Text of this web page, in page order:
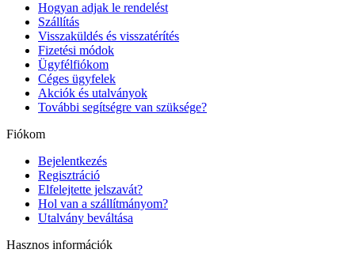
Hogyan adjak le rendelést
Szállítás
Visszaküldés és visszatérítés
Fizetési módok
Ügyfélfiókom
Céges ügyfelek
Akciók és utalványok
További segítségre van szüksége?
Fiókom
Bejelentkezés
Regisztráció
Elfelejtette jelszavát?
Hol van a szállítmányom?
Utalvány beváltása
Hasznos információk